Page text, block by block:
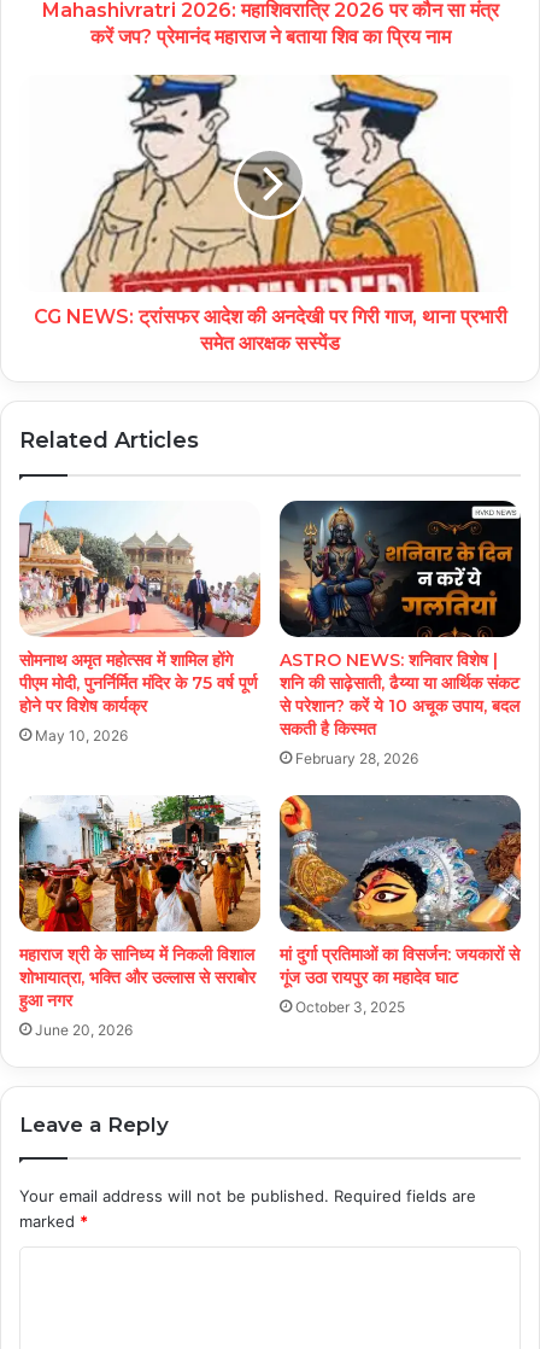
Mahashivratri 2026: महाशिवरात्रि 2026 पर कौन सा मंत्र
करें जप? प्रेमानंद महाराज ने बताया शिव का प्रिय नाम
CG NEWS: ट्रांसफर आदेश की अनदेखी पर गिरी गाज, थाना प्रभारी
समेत आरक्षक सस्पेंड
Related Articles
सोमनाथ अमृत महोत्सव में शामिल होंगे
पीएम मोदी, पुनर्निर्मित मंदिर के 75 वर्ष पूर्ण
होने पर विशेष कार्यक्र
May 10, 2026
ASTRO NEWS: शनिवार विशेष |
शनि की साढ़ेसाती, ढैय्या या आर्थिक संकट
से परेशान? करें ये 10 अचूक उपाय, बदल
सकती है किस्मत
February 28, 2026
महाराज श्री के सानिध्य में निकली विशाल
शोभायात्रा, भक्ति और उल्लास से सराबोर
हुआ नगर
June 20, 2026
मां दुर्गा प्रतिमाओं का विसर्जन: जयकारों से
गूंज उठा रायपुर का महादेव घाट
October 3, 2025
Leave a Reply
Your email address will not be published. Required fields are
marked *